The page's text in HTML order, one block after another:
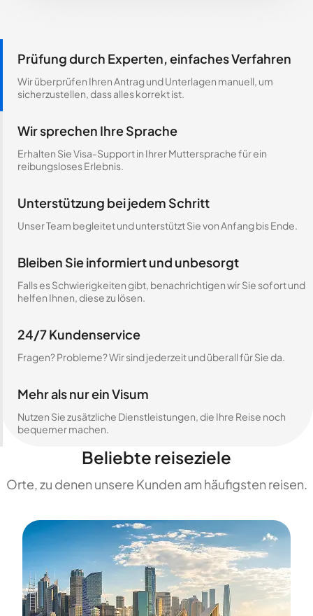
Prüfung durch Experten, einfaches Verfahren
Wir überprüfen Ihren Antrag und Unterlagen manuell, um
sicherzustellen, dass alles korrekt ist.
Wir sprechen Ihre Sprache
Erhalten Sie Visa-Support in Ihrer Muttersprache für ein
reibungsloses Erlebnis.
Unterstützung bei jedem Schritt
Unser Team begleitet und unterstützt Sie von Anfang bis Ende.
Bleiben Sie informiert und unbesorgt
Falls es Schwierigkeiten gibt, benachrichtigen wir Sie sofort und
helfen Ihnen, diese zu lösen.
24/7 Kundenservice
Fragen? Probleme? Wir sind jederzeit und überall für Sie da.
Mehr als nur ein Visum
Nutzen Sie zusätzliche Dienstleistungen, die Ihre Reise noch
bequemer machen.
Beliebte reiseziele
Orte, zu denen unsere Kunden am häufigsten reisen.